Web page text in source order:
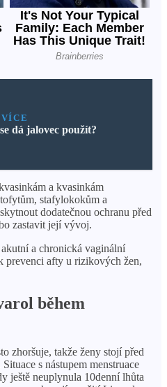
dá jalovec použít?
a kvasinkám
stafylokokům a
dodatečnou ochranu před
zastavit její vývoj.
a chronická vaginální
prevenci afty u rizikových žen,
během
zhoršuje, takže ženy stojí před
s nástupem menstruace
ještě neuplynula 10denní lhůta